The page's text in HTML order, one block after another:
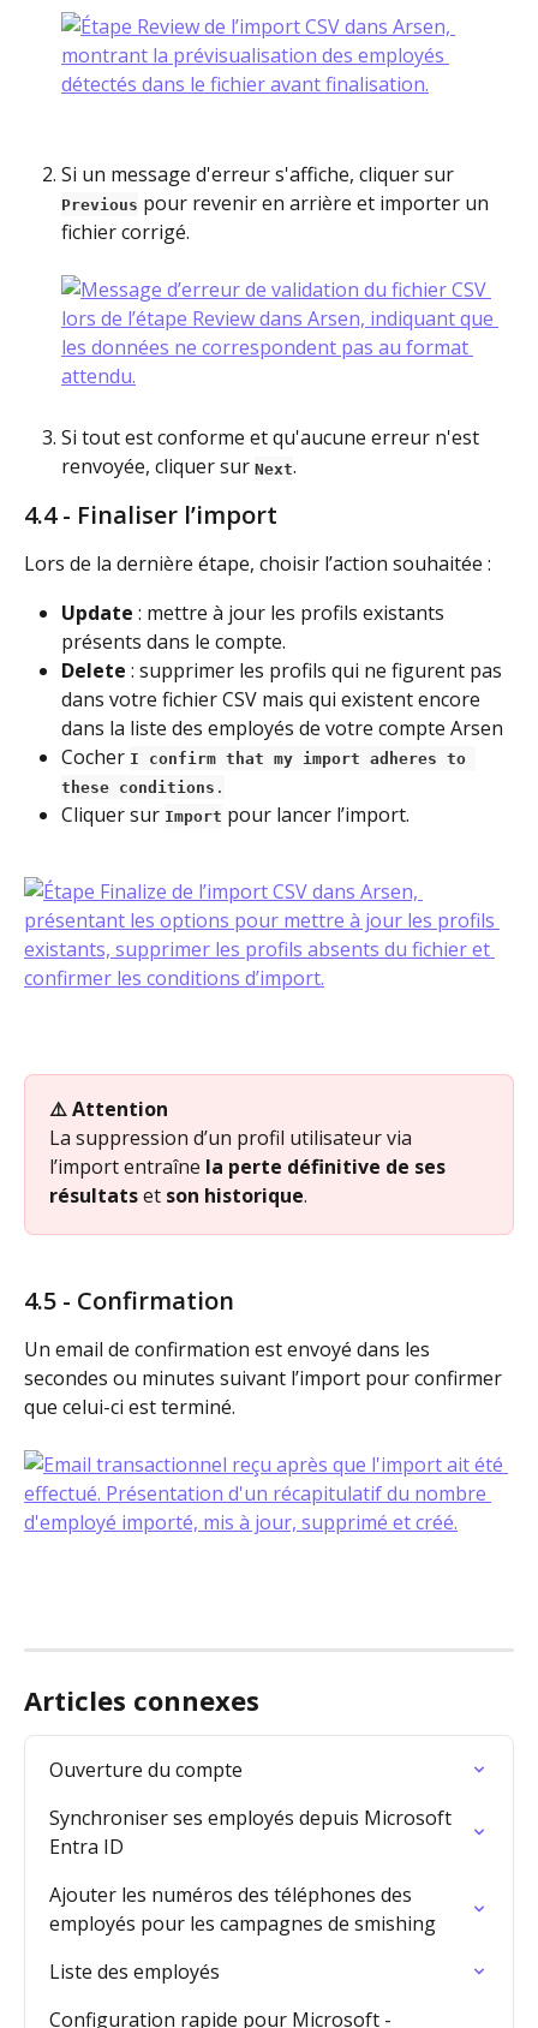
Si un message d'erreur s'affiche, cliquer sur
Previous pour revenir en arrière et importer un
fichier corrigé.
Si tout est conforme et qu'aucune erreur n'est
renvoyée, cliquer sur Next.
4.4 - Finaliser l’import
Lors de la dernière étape, choisir l’action souhaitée :
Update : mettre à jour les profils existants
présents dans le compte.
Delete : supprimer les profils qui ne figurent pas
dans votre fichier CSV mais qui existent encore
dans la liste des employés de votre compte Arsen
Cocher I confirm that my import adheres to
these conditions .
Cliquer sur Import pour lancer l’import.
⚠️ Attention
La suppression d’un profil utilisateur via
l’import entraîne la perte définitive de ses
résultats et son historique.
4.5 - Confirmation
Un email de confirmation est envoyé dans les
secondes ou minutes suivant l’import pour confirmer
que celui-ci est terminé.
Articles connexes
Ouverture du compte
Synchroniser ses employés depuis Microsoft
Entra ID
Ajouter les numéros des téléphones des
employés pour les campagnes de smishing
Liste des employés
Configuration rapide pour Microsoft -